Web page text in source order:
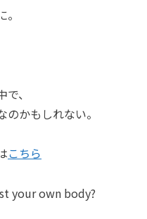
、
かもしれない。
こちら
your own body?